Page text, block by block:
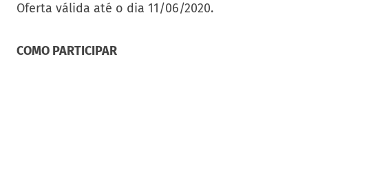
Oferta válida até o dia 11/06/2020.
COMO PARTICIPAR